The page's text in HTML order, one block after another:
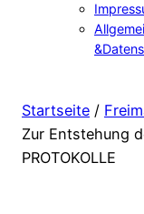
Startseite /
Zur Entstehung
PROTOKOLLE